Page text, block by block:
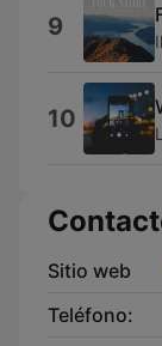
9
10
Sitio web
Teléfono: